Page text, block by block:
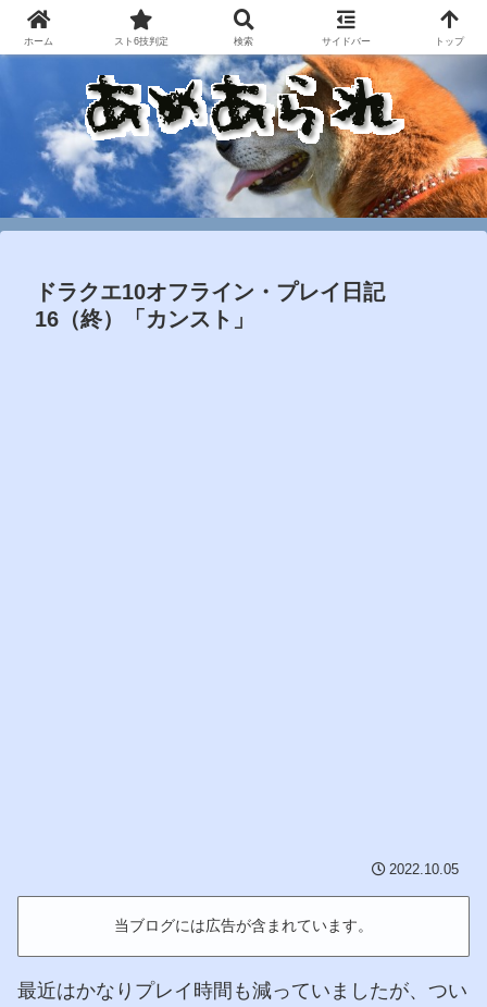
ドラクエ10オフライン・プレイ日記
16（終）「カンスト」
2022.10.05
当ブログには広告が含まれています。
最近はかなりプレイ時間も減っていましたが、つい
ホーム スト6技判定 検索 サイドバー トップ